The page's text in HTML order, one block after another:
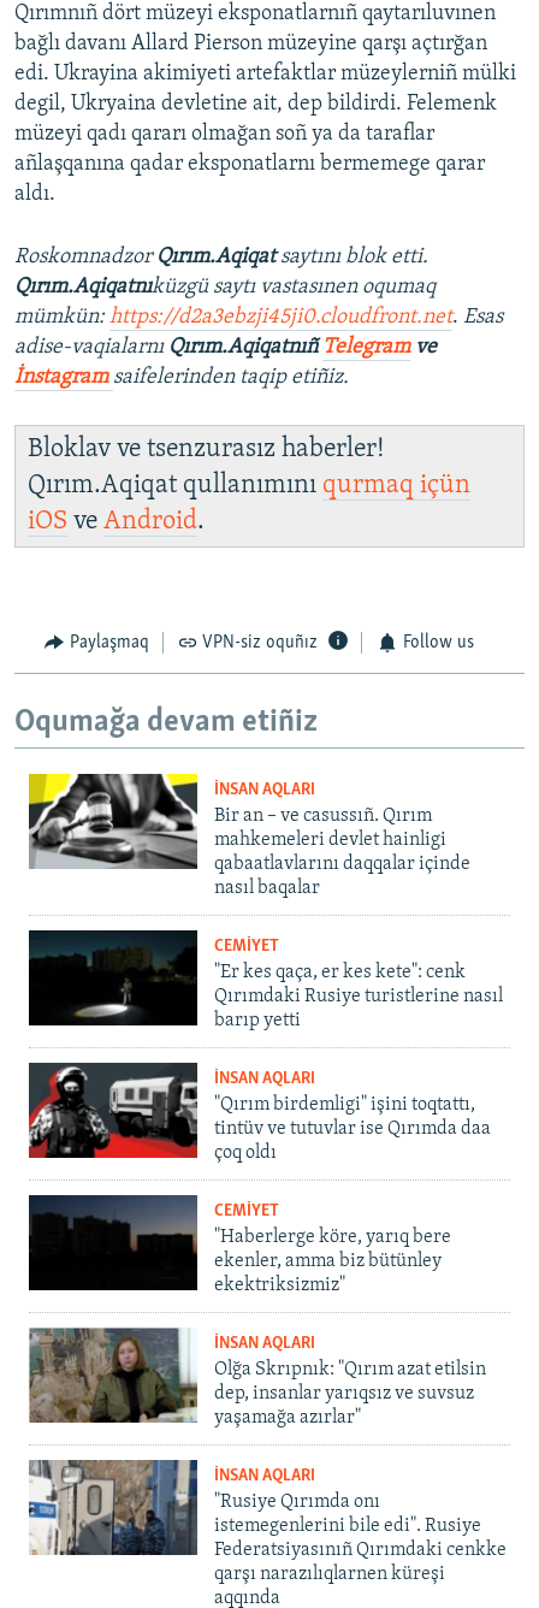
Qırımnıñ dört müzeyi eksponatlarnıñ qaytarıluvınen
bağlı davanı Allard Pierson müzeyine qarşı açtırğan
edi. Ukrayina akimiyeti artefaktlar müzeylerniñ mülki
degil, Ukryaina devletine ait, dep bildirdi. Felemenk
müzeyi qadı qararı olmağan soñ ya da taraflar
añlaşqanına qadar eksponatlarnı bermemege qarar
aldı.
Roskomnadzor Qırım.Aqiqatsaytını blok etti.
Qırım.Aqiqatnıküzgü saytı vastasınen oqumaq
mümkün:https://d2a3ebzji45ji0.cloudfront.net. Esas
adise-vaqialarnı Qırım.Aqiqatnıñ Telegramve
İnstagram saifelerinden taqip etiñiz.
Bloklav ve tsenzurasız haberler!
Qırım.Aqiqat qullanımını qurmaq içün
iOS ve Android.
Paylaşmaq VPN-siz oquñız Follow us
Oqumağa devam etiñiz
İNSAN AQLARI
Bir an – ve casussıñ. Qırım
mahkemeleri devlet hainligi
qabaatlavlarını daqqalar içinde
nasıl baqalar
CEMİYET
"Er kes qaça, er kes kete": cenk
Qırımdaki Rusiye turistlerine nasıl
barıp yetti
İNSAN AQLARI
"Qırım birdemligi" işini toqtattı,
tintüv ve tutuvlar ise Qırımda daa
çoq oldı
CEMİYET
"Haberlerge köre, yarıq bere
ekenler, amma biz bütünley
ekektriksizmiz"
İNSAN AQLARI
Olğa Skrıpnık: "Qırım azat etilsin
dep, insanlar yarıqsız ve suvsuz
yaşamağa azırlar"
İNSAN AQLARI
"Rusiye Qırımda onı
istemegenlerini bile edi". Rusiye
Federatsiyasınıñ Qırımdaki cenkke
qarşı narazılıqlarnen küreşi
aqqında